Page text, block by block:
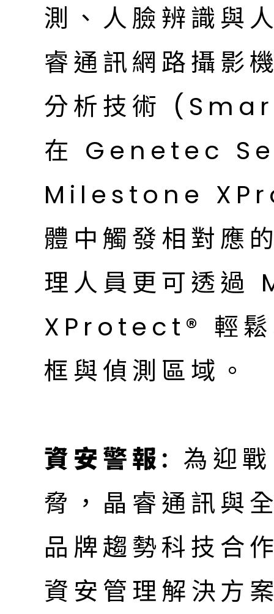
測、人臉辨識與
睿通訊網路攝影
分析技術
在 Genetec
Milestone
體中觸發相對應
理人員更可透
XProtect® 輕鬆
框與偵測區域。
資安警報: 為迎
脅，晶睿通訊與
品牌趨勢科技合
資安管理解決方